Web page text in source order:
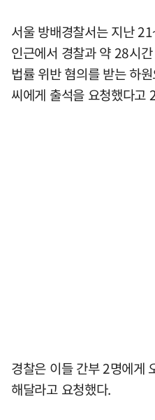
서울 방배경찰서는 지난
인근에서 경찰과 약 28시
법률 위반 혐의를 받는 하
씨에게 출석을 요청했다고
경찰은 이들 간부 2명에게
해달라고 요청했다.